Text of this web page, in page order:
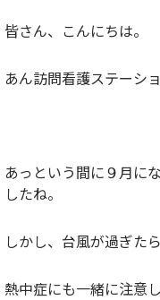
皆さん、こんにちは。
あん訪問看護ステーシ
あっという間に９月に
したね。
しかし、台風が過ぎた
熱中症にも一緒に注意